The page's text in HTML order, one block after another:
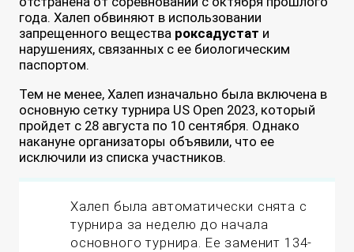
года. Халеп обвиняют в использовании
запрещенного вещества роксадустат и
нарушениях, связанных с ее биологическим
паспортом.
Тем не менее, Халеп изначально была включена в
основную сетку турнира US Open 2023, который
пройдет с 28 августа по 10 сентября. Однако
накануне организаторы объявили, что ее
исключили из списка участников.
Халеп была автоматически снята с
турнира за неделю до начала
основного турнира. Ее заменит 134-